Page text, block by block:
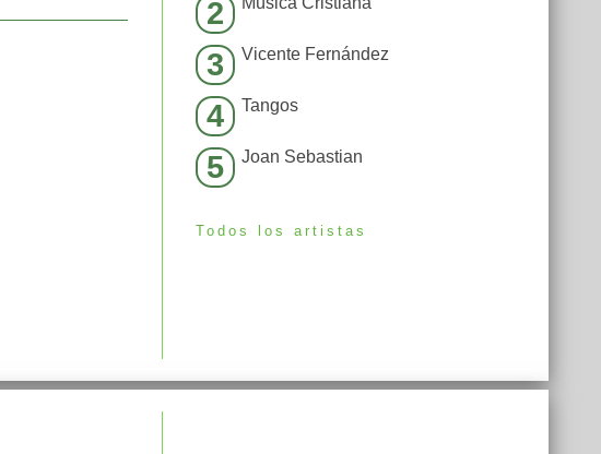
2
3 Vicente Fernández
4 Tangos
5 Joan Sebastian
Todos los artistas